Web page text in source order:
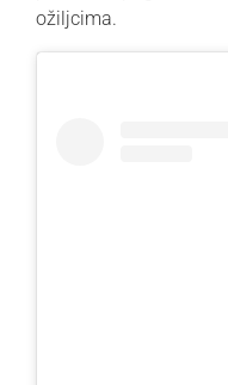
ožiljcima.